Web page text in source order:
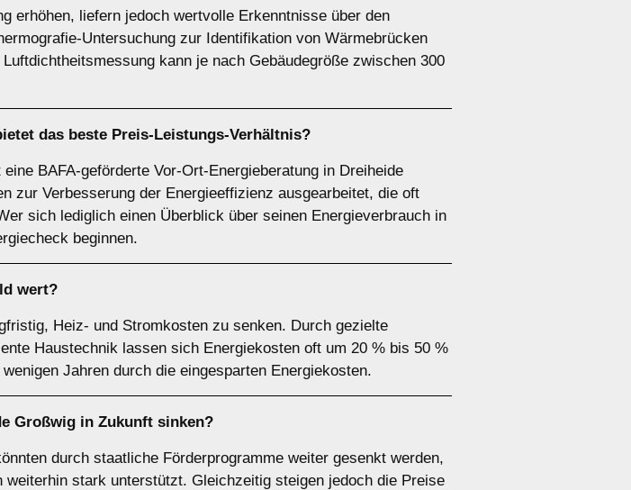
erhöhen, liefern jedoch wertvolle Erkenntnisse über den
Untersuchung zur Identifikation von Wärmebrücken
kann je nach Gebäudegröße zwischen 300
das beste Preis-Leistungs-Verhältnis?
BAFA-geförderte Vor-Ort-Energieberatung in Dreiheide
zur Verbesserung der Energieeffizienz ausgearbeitet, die oft
sich lediglich einen Überblick über seinen Energieverbrauch in
beginnen.
wert?
Heiz- und Stromkosten zu senken. Durch gezielte
Haustechnik lassen sich Energiekosten oft um 20 % bis 50 %
Jahren durch die eingesparten Energiekosten.
Großwig in Zukunft sinken?
durch staatliche Förderprogramme weiter gesenkt werden,
stark unterstützt. Gleichzeitig steigen jedoch die Preise